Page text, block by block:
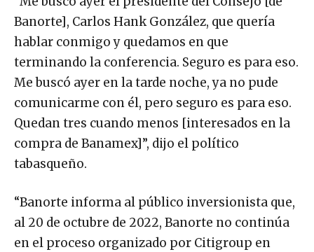
Banorte], Carlos Hank González, que quería
hablar conmigo y quedamos en que
terminando la conferencia. Seguro es para eso.
Me buscó ayer en la tarde noche, ya no pude
comunicarme con él, pero seguro es para eso.
Quedan tres cuando menos [interesados en la
compra de Banamex]”, dijo el político
tabasqueño.
“Banorte informa al público inversionista que,
al 20 de octubre de 2022, Banorte no continúa
en el proceso organizado por Citigroup en